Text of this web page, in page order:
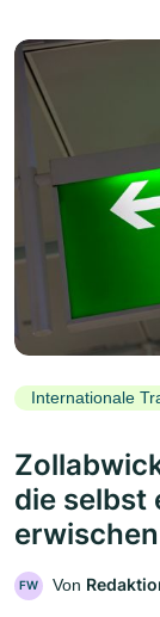
Internationale
die selbst
erwischen
FW Von